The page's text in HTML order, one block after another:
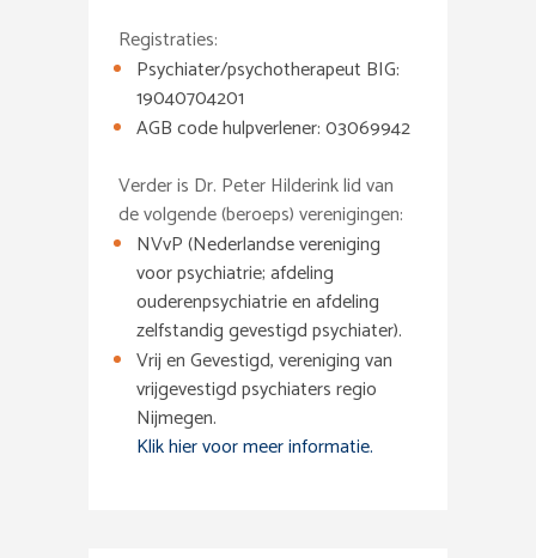
Registraties:
Psychiater/psychotherapeut BIG:
19040704201
AGB code hulpverlener: 03069942
Verder is Dr. Peter Hilderink lid van
de volgende (beroeps) verenigingen:
NVvP (Nederlandse vereniging
voor psychiatrie; afdeling
ouderenpsychiatrie en afdeling
zelfstandig gevestigd psychiater).
Vrij en Gevestigd, vereniging van
vrijgevestigd psychiaters regio
Nijmegen.
Klik hier voor meer informatie.